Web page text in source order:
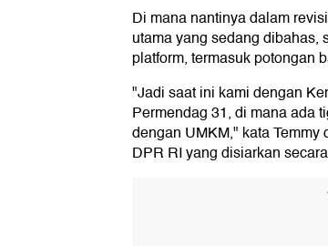
Di mana nantinya dalam
utama yang sedang
platform, termasuk potongan
"Jadi saat ini kami dengan
Permendag 31, di mana ada
dengan UMKM," kata
DPR RI yang disiarkan